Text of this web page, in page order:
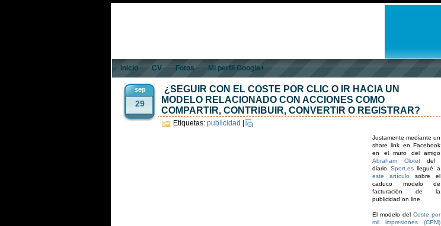
Inicio CV Fotos Mi perfil Google+
sep
29
¿SEGUIR CON EL COSTE POR CLIC O IR HACIA UN
MODELO RELACIONADO CON ACCIONES COMO
COMPARTIR, CONTRIBUIR, CONVERTIR O REGISTRAR?
Etiquetas: publicidad
Justamente mediante un
share link en Facebook
en el muro del amigo
Abraham Clotetdel
diario Sport.esllegué a
este artículo sobre el
caduco modelo de
facturación de la
publicidad on line.
El modelo del Coste por
mil impresiones (CPM)